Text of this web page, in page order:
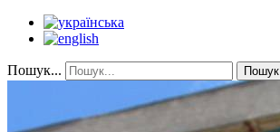
Пошук... Пошук